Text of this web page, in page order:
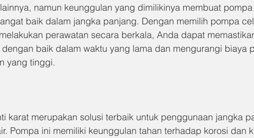
namun keunggulan yang dimilikinya membuat
baik dalam jangka panjang. Dengan memilih pompa
perawatan secara berkala, Anda dapat
baik dalam waktu yang lama dan mengurangi biaya
yang tinggi.
karat merupakan solusi terbaik untuk penggunaan jangka
Pompa ini memiliki keunggulan tahan terhadap korosi dan